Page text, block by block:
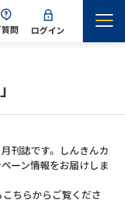
問 ログイン
刊誌です。しんきんカ
ーン情報をお届けしま
こちらからご覧くださ